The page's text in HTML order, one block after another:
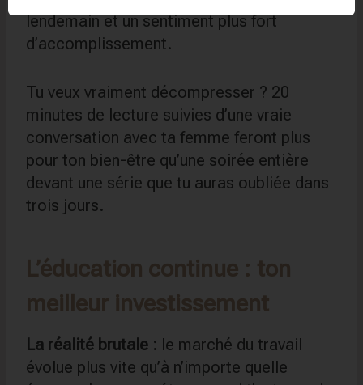
lendemain et un sentiment plus fort
d’accomplissement.
Tu veux vraiment décompresser ? 20
minutes de lecture suivies d’une vraie
conversation avec ta femme feront plus
pour ton bien-être qu’une soirée entière
devant une série que tu auras oubliée dans
trois jours.
L’éducation continue : ton
meilleur investissement
La réalité brutale : le marché du travail
évolue plus vite qu’à n’importe quelle